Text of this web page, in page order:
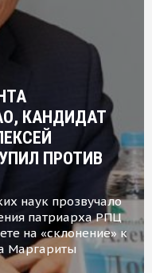
КАНДИДАТ
ПРОТИВ
наук прозвучало
патриарха РПЦ
на «склонение» к
Маргариты